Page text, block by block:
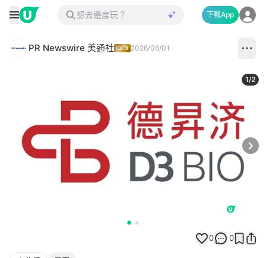
下載App
PR Newswire 美通社 2026/06/01
1/2
0 0